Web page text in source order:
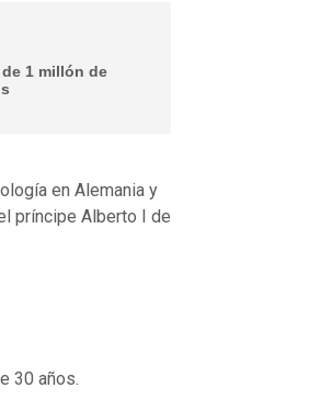
1 millón de
en Alemania y
príncipe Alberto I de
30 años.